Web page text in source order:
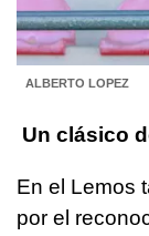
ALBERTO LOPEZ
Un clásico
En el Lemos
por el